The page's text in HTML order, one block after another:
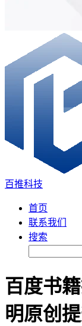
百推科技
首页
联系我们
搜索
百度书
明原创